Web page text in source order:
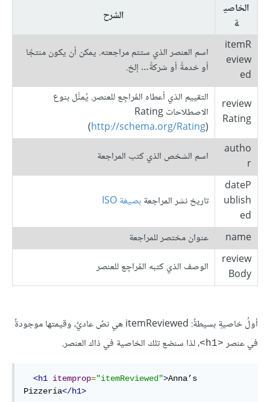
الخاصي
ة
الشرح
itemR
eview
ed
اسم العنصر الذي ستتم مراجعته. يمكن أن يكون منتجًا
أو خدمةً أو شركةً… إلخ.
review
Rating
التقييم الذي أعطاه المُراجِع للعنصر. يُمثَّل بنوع
الاصطلاحات Rating
‏(
http://schema.org/Rating
)
autho
r
اسم الشخص الذي كتب المراجعة
dateP
ublish
ed
تاريخ نشر المراجعةبصيغة ISO
name
عنوان مختصر للمراجعة
review
Body
الوصف الذي كتبه المُراجِع للعنصر
أولُ خاصيةٍ بسيطةٌ: itemReviewed هي نصٌ عاديٌ، وقيمتها موجودةٌ
في عنصر <h1> ، لذا سنضع تلك الخاصية في ذاك العنصر.
<h1 itemprop="itemReviewed">Anna’s
Pizzeria</h1>